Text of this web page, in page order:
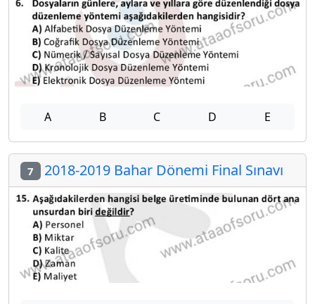
A B C D E
7 2018-2019 Bahar Dönemi Final Sınavı